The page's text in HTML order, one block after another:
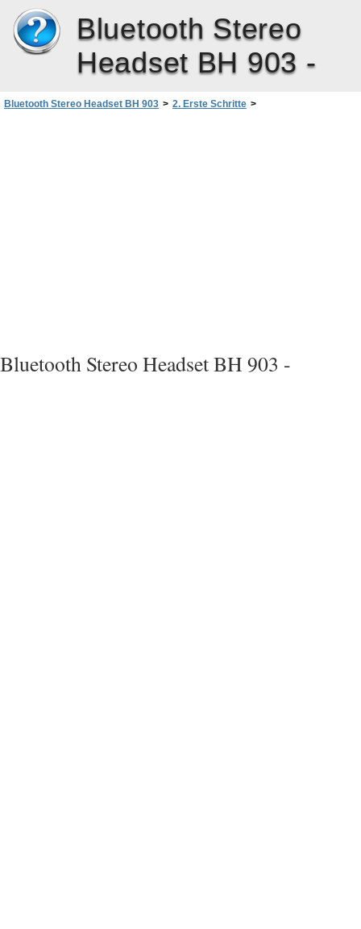
Bluetooth Stereo
Headset BH 903 -
Bluetooth Stereo Headset BH 903 > 2. Erste Schritte >
Bluetooth Stereo Headset BH 903 -